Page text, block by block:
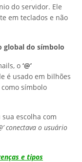
do servidor. Ele
em teclados e não
global do símbolo
o ‘@’
é usado em bilhões
símbolo
escolha com
conectava o usuário
e tipos